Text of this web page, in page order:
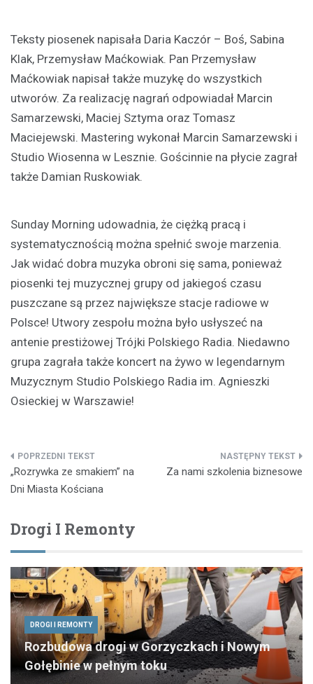
Teksty piosenek napisała Daria Kaczór – Boś, Sabina
Klak, Przemysław Maćkowiak. Pan Przemysław
Maćkowiak napisał także muzykę do wszystkich
utworów. Za realizację nagrań odpowiadał Marcin
Samarzewski, Maciej Sztyma oraz Tomasz
Maciejewski. Mastering wykonał Marcin Samarzewski i
Studio Wiosenna w Lesznie. Gościnnie na płycie zagrał
także Damian Ruskowiak.
Sunday Morning udowadnia, że ciężką pracą i
systematycznością można spełnić swoje marzenia.
Jak widać dobra muzyka obroni się sama, ponieważ
piosenki tej muzycznej grupy od jakiegoś czasu
puszczane są przez największe stacje radiowe w
Polsce! Utwory zespołu można było usłyszeć na
antenie prestiżowej Trójki Polskiego Radia. Niedawno
grupa zagrała także koncert na żywo w legendarnym
Muzycznym Studio Polskiego Radia im. Agnieszki
Osieckiej w Warszawie!
Nawigacja
wpisu
„Rozrywka ze smakiem” na
Dni Miasta Kościana
Za nami szkolenia biznesowe
Drogi I Remonty
DROGI I REMONTY
Rozbudowa drogi w Gorzyczkach i Nowym
Gołębinie w pełnym toku